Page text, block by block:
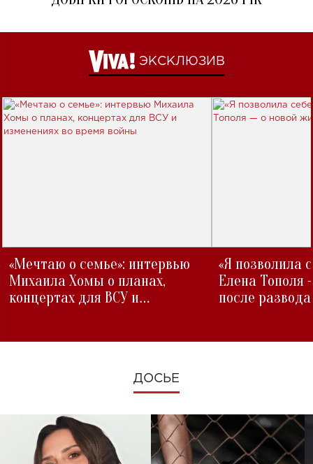
ЭКСКЛЮЗИВ
«Мечтаю о семье»: интервью
Михаила Хомы о планах,
концертах для ВСУ и
«Я позволила
Елена Тополя
после развода
ДОСЬЕ